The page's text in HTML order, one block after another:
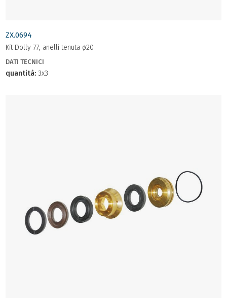
ZX.0694
Kit Dolly 77, anelli tenuta ø20
DATI TECNICI
quantità: 3x3